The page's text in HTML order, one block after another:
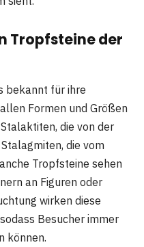
Tropfsteine der
bekannt für ihre
Formen und Größen
die von der
die vom
Tropfsteine sehen
an Figuren oder
wirken diese
Besucher immer
können.